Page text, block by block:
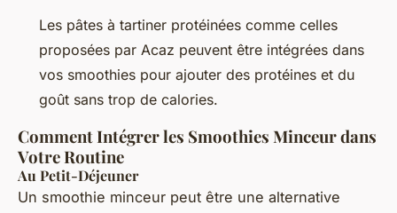
Les pâtes à tartiner protéinées comme celles
proposées par Acaz peuvent être intégrées dans
vos smoothies pour ajouter des protéines et du
goût sans trop de calories.
Comment Intégrer les Smoothies Minceur dans
Votre Routine
Au Petit-Déjeuner
Un smoothie minceur peut être une alternative